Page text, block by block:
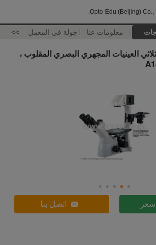
Opto-Edu (Beijing) Co.,
معلومات عنا جولة في المعمل >>
العينيات المجهري البصري المقلوب ،
اتصل بنا